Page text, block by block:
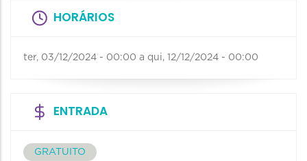
HORÁRIOS
ter, 03/12/2024 - 00:00 a qui, 12/12/2024 - 00:00
ENTRADA
GRATUITO